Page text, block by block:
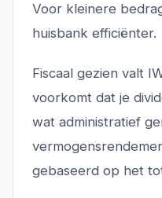
Voor kleinere
huisbank efficiënter.
Fiscaal gezien valt
voorkomt dat je
wat administratief
gebaseerd op het